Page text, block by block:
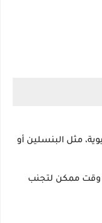
مثل البنسلين أو
وقت ممكن لتجنب